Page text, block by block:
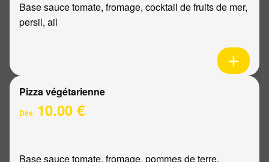
Base sauce tomate, fromage, cocktail de fruits de mer,
persil, ail
Pizza végétarienne
Dès 10.00 €
Base sauce tomate, fromage, pommes de terre,